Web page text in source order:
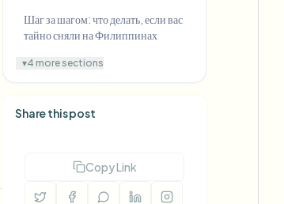
Шаг за шагом: что делать, если вас
тайно сняли на Филиппинах
▾4 more sections
Share this post
Copy Link